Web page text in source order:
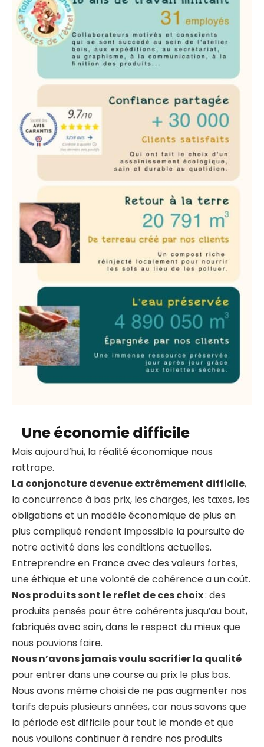
Une économie difficile
Mais aujourd’hui, la réalité économique nous
rattrape.
La conjoncture devenue extrêmement difficile,
la concurrence à bas prix, les charges, les taxes, les
obligations et un modèle économique de plus en
plus compliqué rendent impossible la poursuite de
notre activité dans les conditions actuelles.
Entreprendre en France avec des valeurs fortes,
une éthique et une volonté de cohérence a un coût.
Nos produits sont le reflet de ces choix: des
produits pensés pour être cohérents jusqu’au bout,
fabriqués avec soin, dans le respect du mieux que
nous pouvions faire.
Nous n’avons jamais voulu sacrifier la qualité
pour entrer dans une course au prix le plus bas.
Nous avons même choisi de ne pas augmenter nos
tarifs depuis plusieurs années, car nous savons que
la période est difficile pour tout le monde et que
nous voulions continuer à rendre nos produits